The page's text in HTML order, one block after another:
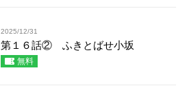
2025/12/31
第１６話② ふきとばせ小坂
無料